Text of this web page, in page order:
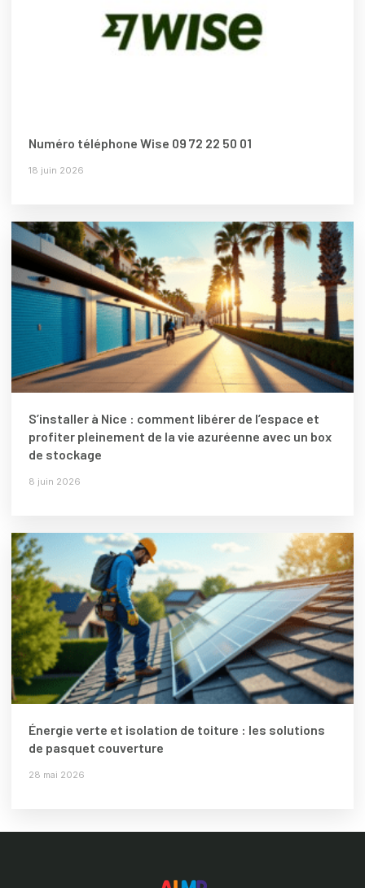
Numéro téléphone Wise 09 72 22 50 01
18 juin 2026
S’installer à Nice : comment libérer de l’espace et
profiter pleinement de la vie azuréenne avec un box
de stockage
8 juin 2026
Énergie verte et isolation de toiture : les solutions
de pasquet couverture
28 mai 2026